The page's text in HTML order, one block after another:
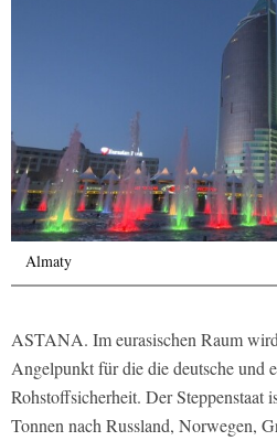
Almaty
ASTANA. Im eurasischen Raum
Angelpunkt für die die deutsche und
Rohstoffsicherheit. Der Steppenstaat
Tonnen nach Russland, Norwegen,